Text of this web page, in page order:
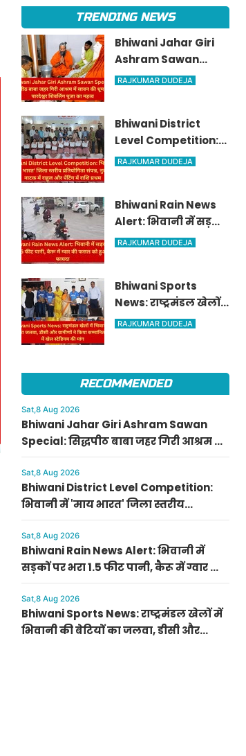
TRENDING NEWS
Bhiwani Jahar Giri
Ashram Sawan
Special: सिद्धपीठ बाबा
पारदेश्वर शिवलिंग पूजा
का महत्व
RAJKUMAR DUDEJA
Bhiwani District
Level Competition:
भिवानी में 'माय भारत'
राहुल और पेंटिंग में राशि
प्रथम
RAJKUMAR DUDEJA
Bhiwani Rain News
Alert: भिवानी में सड़कों
पर भरा 1.5 फीट पानी,
RAJKUMAR DUDEJA
Bhiwani Sports
News: राष्ट्रमंडल खेलों
में भिवानी की बेटियों का
खेल स्टेडियम की मांग
RAJKUMAR DUDEJA
RECOMMENDED
Sat,8 Aug 2026
Bhiwani Jahar Giri Ashram Sawan
Special: सिद्धपीठ बाबा जहर गिरी आश्रम में
सावन की धूम, जानें पारदेश्वर शिवलिंग पूजा
का महत्व
Sat,8 Aug 2026
Bhiwani District Level Competition:
भिवानी में 'माय भारत' जिला स्तरीय
प्रतियोगिता संपन्न, नुक्कड़ नाटक में राहुल
और पेंटिंग में राशि प्रथम
Sat,8 Aug 2026
Bhiwani Rain News Alert: भिवानी में
सड़कों पर भरा 1.5 फीट पानी, कैरू में ग्वार की
फसल को हुआ भारी फायदा
Sat,8 Aug 2026
Bhiwani Sports News: राष्ट्रमंडल खेलों में
भिवानी की बेटियों का जलवा, डीसी और